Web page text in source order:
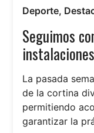
Deporte,
Seguimos
La pasada
de la cortina
permitiendo
garantizar la